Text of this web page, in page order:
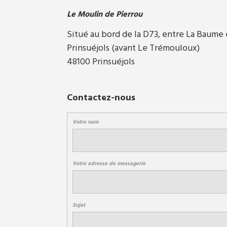
Le Moulin de Pierrou
Situé au bord de la D73, entre La
Prinsuéjols (avant Le Trémouloux)
48100 Prinsuéjols
Contactez-nous
Votre nom
Votre adresse de messagerie
Sujet